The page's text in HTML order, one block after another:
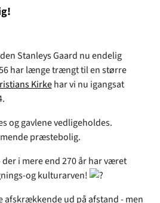
Stanleys Gaard nu endelig
har længe trængt til en større
Kirkehar vi nu igangsat
og gavlene vedligeholdes.
præstebolig.
i mere end 270 år har været
og kulturarven!
afskrækkende ud på afstand - men